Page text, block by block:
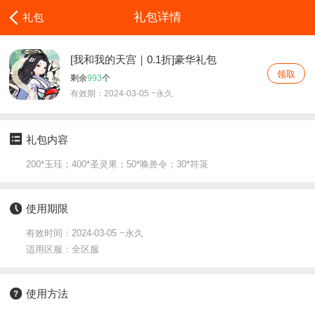
礼包 礼包详情
领取
[我和我的天宫｜0.1折]豪华礼包
剩余993个
有效期：2024-03-05 ~永久
礼包内容
200*玉珏；400*圣灵果；50*唤兽令；30*符箓
使用期限
有效时间：2024-03-05 ~永久
适用区服：全区服
使用方法